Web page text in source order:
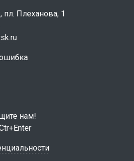
пл. Плеханова, 1
нам!